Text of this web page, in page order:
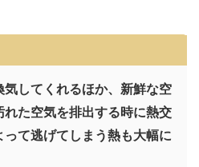
してくれるほか、新鮮な空
た空気を排出する時に熱交
て逃げてしまう熱も大幅に